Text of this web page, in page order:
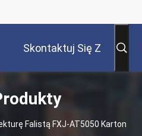
Skontaktuj Się Z
Falistą FXJ-AT5050 Karton